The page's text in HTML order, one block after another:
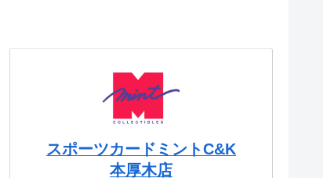
スポーツカードミントC&K
本厚木店